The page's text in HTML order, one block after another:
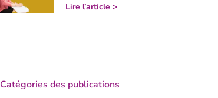
Lire l’article >
Catégories des publications